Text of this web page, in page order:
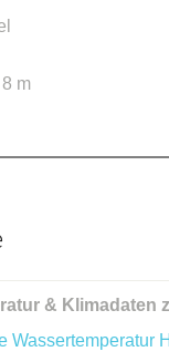
8 m
& Klimadaten
Wassertemperatur